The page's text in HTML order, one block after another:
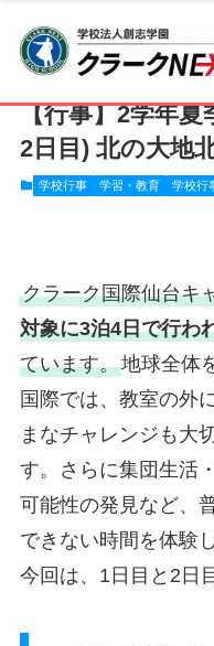
ホーム クラークNEXT高等学校
【行事】2学年夏
2日目) 北の大地
学校行事 学習・教育 学校行
クラーク国際仙台キ
対象に3泊4日で行わ
ています。地球全体
国際では、教室の外
まなチャレンジも大
す。さらに集団生活
可能性の発見など、
できない時間を体験
今回は、1日目と2日